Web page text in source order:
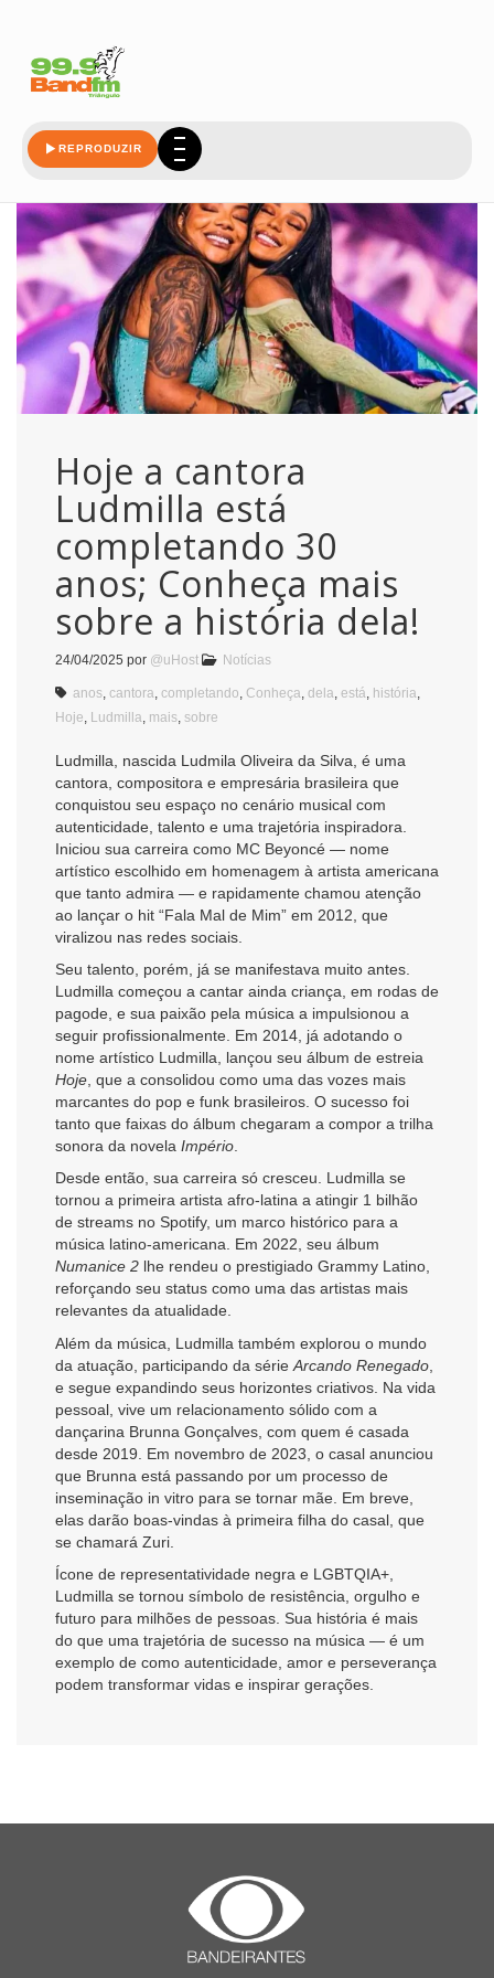
REPRODUZIR
Hoje a cantora
Ludmilla está
completando 30
anos; Conheça mais
sobre a história dela!
24/04/2025 por @uHost Notícias
anos cantora completando Conheça dela está história
Hoje Ludmilla mais sobre
Ludmilla, nascida Ludmila Oliveira da Silva, é uma
cantora, compositora e empresária brasileira que
conquistou seu espaço no cenário musical com
autenticidade, talento e uma trajetória inspiradora.
Iniciou sua carreira como MC Beyoncé — nome
artístico escolhido em homenagem à artista americana
que tanto admira — e rapidamente chamou atenção
ao lançar o hit “Fala Mal de Mim” em 2012, que
viralizou nas redes sociais.
Seu talento, porém, já se manifestava muito antes.
Ludmilla começou a cantar ainda criança, em rodas de
pagode, e sua paixão pela música a impulsionou a
seguir profissionalmente. Em 2014, já adotando o
nome artístico Ludmilla, lançou seu álbum de estreia
Hoje , que a consolidou como uma das vozes mais
marcantes do pop e funk brasileiros. O sucesso foi
tanto que faixas do álbum chegaram a compor a trilha
sonora da novela Império
Desde então, sua carreira só cresceu. Ludmilla se
tornou a primeira artista afro-latina a atingir 1 bilhão
de streams no Spotify, um marco histórico para a
música latino-americana. Em 2022, seu álbum
Numanice 2 lhe rendeu o prestigiado Grammy Latino,
reforçando seu status como uma das artistas mais
relevantes da atualidade.
Além da música, Ludmilla também explorou o mundo
da atuação, participando da série Arcando Renegado
e segue expandindo seus horizontes criativos. Na vida
pessoal, vive um relacionamento sólido com a
dançarina Brunna Gonçalves, com quem é casada
desde 2019. Em novembro de 2023, o casal anunciou
que Brunna está passando por um processo de
inseminação in vitro para se tornar mãe. Em breve,
elas darão boas-vindas à primeira filha do casal, que
se chamará Zuri.
Ícone de representatividade negra e LGBTQIA+,
Ludmilla se tornou símbolo de resistência, orgulho e
futuro para milhões de pessoas. Sua história é mais
do que uma trajetória de sucesso na música — é um
exemplo de como autenticidade, amor e perseverança
podem transformar vidas e inspirar gerações.